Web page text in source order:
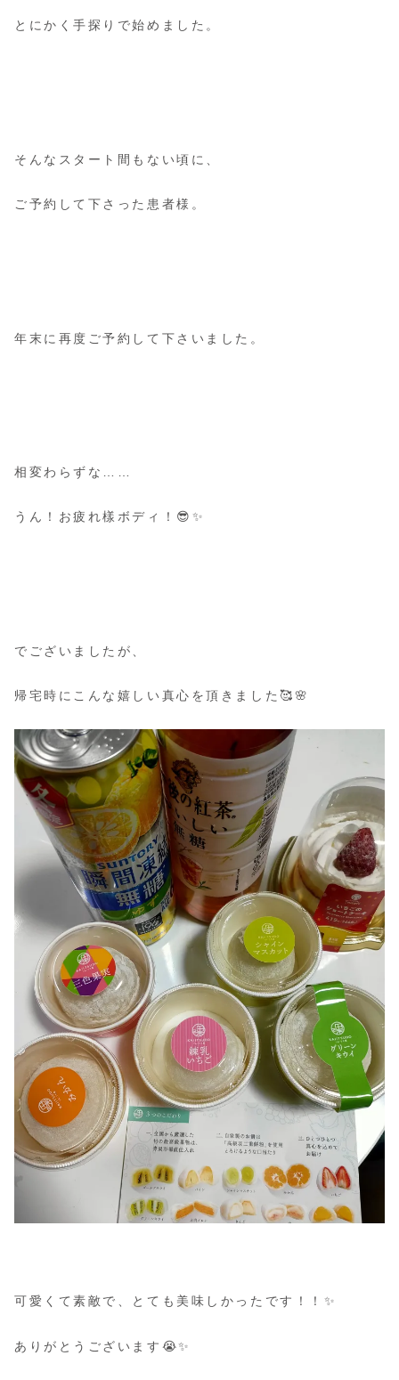
とにかく手探りで始めました。
そんなスタート間もない頃に、
ご予約して下さった患者様。
年末に再度ご予約して下さいました。
相変わらずな……
うん！お疲れ樣ボディ！😎✨
でございましたが、
帰宅時にこんな嬉しい真心を頂きました🥰🌸
可愛くて素敵で、とても美味しかったです！！✨
ありがとうございます😭✨